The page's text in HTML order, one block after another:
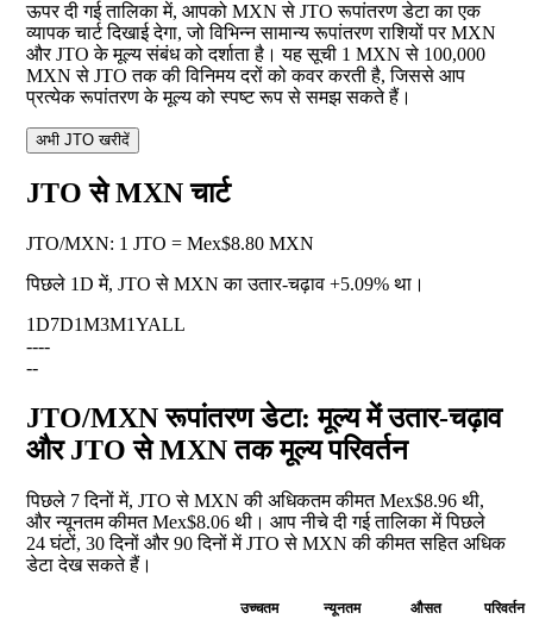
ऊपर दी गई तालिका में, आपको MXN से JTO रूपांतरण डेटा का एक
व्यापक चार्ट दिखाई देगा, जो विभिन्न सामान्य रूपांतरण राशियों पर MXN
और JTO के मूल्य संबंध को दर्शाता है। यह सूची 1 MXN से 100,000
MXN से JTO तक की विनिमय दरों को कवर करती है, जिससे आप
प्रत्येक रूपांतरण के मूल्य को स्पष्ट रूप से समझ सकते हैं।
अभी JTO खरीदें
JTO से MXN चार्ट
JTO/MXN: 1 JTO = Mex$8.80 MXN
पिछले 1D में, JTO से MXN का उतार-चढ़ाव +5.09% था।
1D7D1M3M1YALL
----
--
JTO/MXN रूपांतरण डेटा: मूल्य में उतार-चढ़ाव
और JTO से MXN तक मूल्य परिवर्तन
पिछले 7 दिनों में, JTO से MXN की अधिकतम कीमत Mex$8.96 थी,
और न्यूनतम कीमत Mex$8.06 थी। आप नीचे दी गई तालिका में पिछले
24 घंटों, 30 दिनों और 90 दिनों में JTO से MXN की कीमत सहित अधिक
डेटा देख सकते हैं।
उच्चतम न्यूनतम औसत
परिवर्तन